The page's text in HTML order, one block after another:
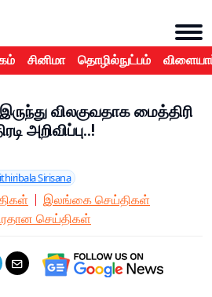
சினிமா தொழில்நுட்பம்
விலகுவதாக மைத்திரி
அறிவிப்பு..!
Sirisana
இலங்கை செய்திகள்
செய்திகள்